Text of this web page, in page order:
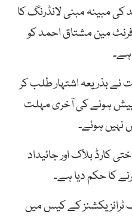
کی مبینہ مبنی لانڈرنگ کا
مین مشتاق احمد کو
بذریعہ اشتہار طلب کر
ملزم کو پیش ہونے کی آخری مہلت
نہیں ہوئے۔
کارڈ بلاک اور جائیداد
کا حکم دیا ہے۔
مشکوک ٹرانزیکشنز کے کیس میں